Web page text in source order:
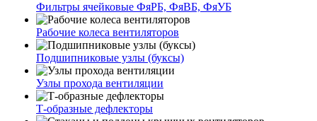
Фильтры ячейковые ФяРБ, ФяВБ, ФяУБ
Рабочие колеса вентиляторов
Подшипниковые узлы (буксы)
Узлы прохода вентиляции
Т-образные дефлекторы